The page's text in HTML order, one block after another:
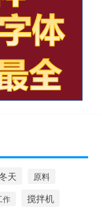
天 原料
作 搅拌机